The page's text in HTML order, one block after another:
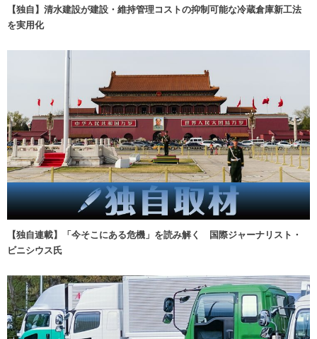
【独自】清水建設が建設・維持管理コストの抑制可能な冷蔵倉庫新工法
を実用化
【独自連載】「今そこにある危機」を読み解く 国際ジャーナリスト・
ビニシウス氏